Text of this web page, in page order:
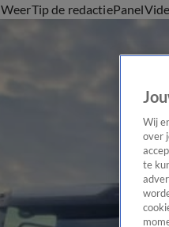
WeerTip de redactiePanel
Wij
over
te